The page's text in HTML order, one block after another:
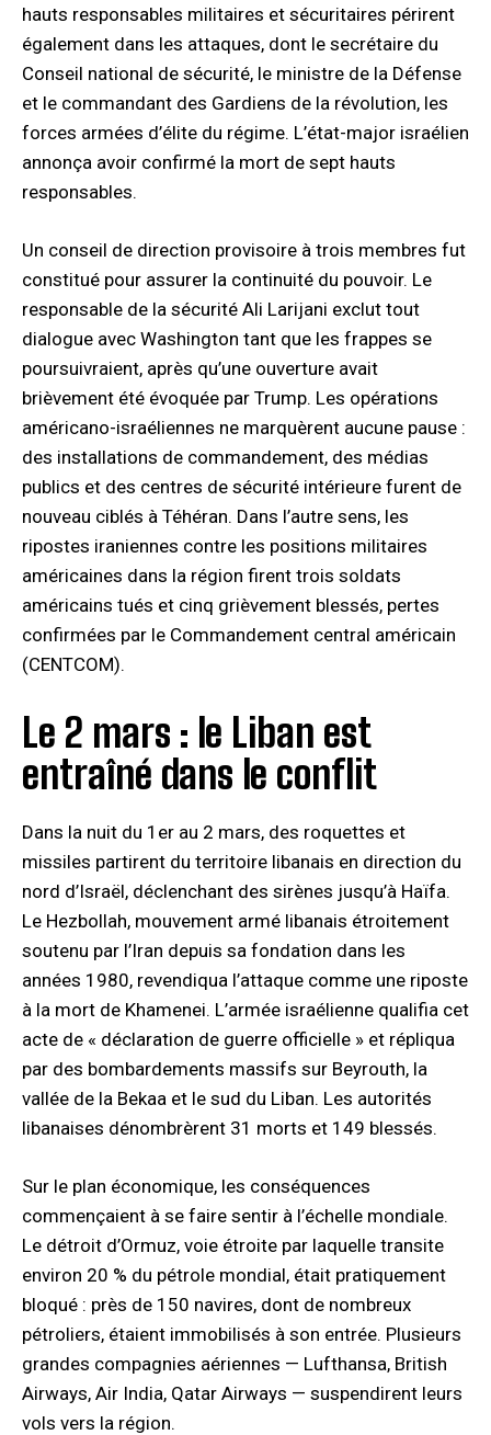
hauts responsables militaires et sécuritaires périrent
également dans les attaques, dont le secrétaire du
Conseil national de sécurité, le ministre de la Défense
et le commandant des Gardiens de la révolution, les
forces armées d’élite du régime. L’état-major israélien
annonça avoir confirmé la mort de sept hauts
responsables.
Un conseil de direction provisoire à trois membres fut
constitué pour assurer la continuité du pouvoir. Le
responsable de la sécurité Ali Larijani exclut tout
dialogue avec Washington tant que les frappes se
poursuivraient, après qu’une ouverture avait
brièvement été évoquée par Trump. Les opérations
américano-israéliennes ne marquèrent aucune pause :
des installations de commandement, des médias
publics et des centres de sécurité intérieure furent de
nouveau ciblés à Téhéran. Dans l’autre sens, les
ripostes iraniennes contre les positions militaires
américaines dans la région firent trois soldats
américains tués et cinq grièvement blessés, pertes
confirmées par le Commandement central américain
(CENTCOM).
Le 2 mars : le Liban est
entraîné dans le conflit
Dans la nuit du 1er au 2 mars, des roquettes et
missiles partirent du territoire libanais en direction du
nord d’Israël, déclenchant des sirènes jusqu’à Haïfa.
Le Hezbollah, mouvement armé libanais étroitement
soutenu par l’Iran depuis sa fondation dans les
années 1980, revendiqua l’attaque comme une riposte
à la mort de Khamenei. L’armée israélienne qualifia cet
acte de « déclaration de guerre officielle » et répliqua
par des bombardements massifs sur Beyrouth, la
vallée de la Bekaa et le sud du Liban. Les autorités
libanaises dénombrèrent 31 morts et 149 blessés.
Sur le plan économique, les conséquences
commençaient à se faire sentir à l’échelle mondiale.
Le détroit d’Ormuz, voie étroite par laquelle transite
environ 20 % du pétrole mondial, était pratiquement
bloqué : près de 150 navires, dont de nombreux
pétroliers, étaient immobilisés à son entrée. Plusieurs
grandes compagnies aériennes — Lufthansa, British
Airways, Air India, Qatar Airways — suspendirent leurs
vols vers la région.